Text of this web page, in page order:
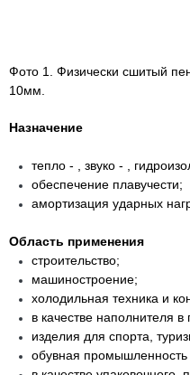
Фото 1. Физически сшитый
10мм.
Назначение
тепло - , звуко - ,
обеспечение плавучести;
амортизация ударных
Область применения
строительство;
машиностроение;
холодильная техника и
в качестве наполнителя в
изделия для спорта,
обувная промышленность